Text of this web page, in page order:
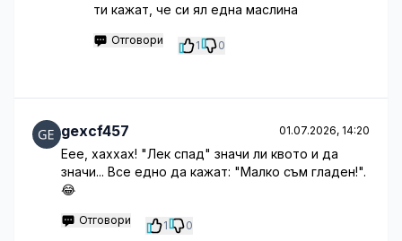
ти кажат, че си ял една маслина
Отговори 1 0
gexcf457 01.07.2026, 14:20
Еее, хаххах! "Лек спад" значи ли квото и да
значи... Все едно да кажат: "Малко съм гладен!".
😂
Отговори 1 0